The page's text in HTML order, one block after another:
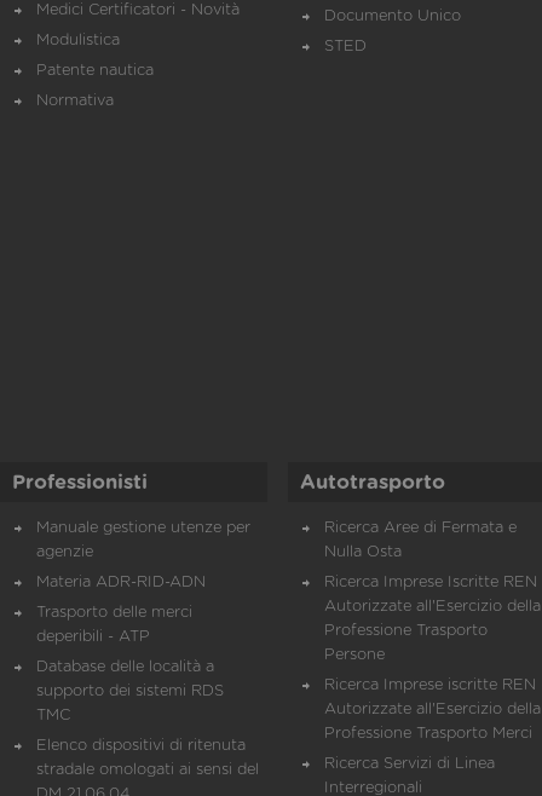
Medici Certificatori - Novità
Modulistica
Patente nautica
Normativa
Documento Unico
STED
Professionisti
Manuale gestione utenze per
agenzie
Materia ADR-RID-ADN
Trasporto delle merci
deperibili - ATP
Database delle località a
supporto dei sistemi RDS
TMC
Elenco dispositivi di ritenuta
stradale omologati ai sensi del
Autotrasporto
Ricerca Aree di Fermata e
Nulla Osta
Ricerca Imprese Iscritte REN
Autorizzate all'Esercizio della
Professione Trasporto
Persone
Ricerca Imprese iscritte REN
Autorizzate all'Esercizio della
Professione Trasporto Merci
Ricerca Servizi di Linea
Interregionali